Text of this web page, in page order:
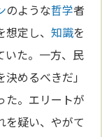
のような哲学者
想定し、知識を
いた。一方、民
めるべきだ」
た。エリートが
を疑い、やがて